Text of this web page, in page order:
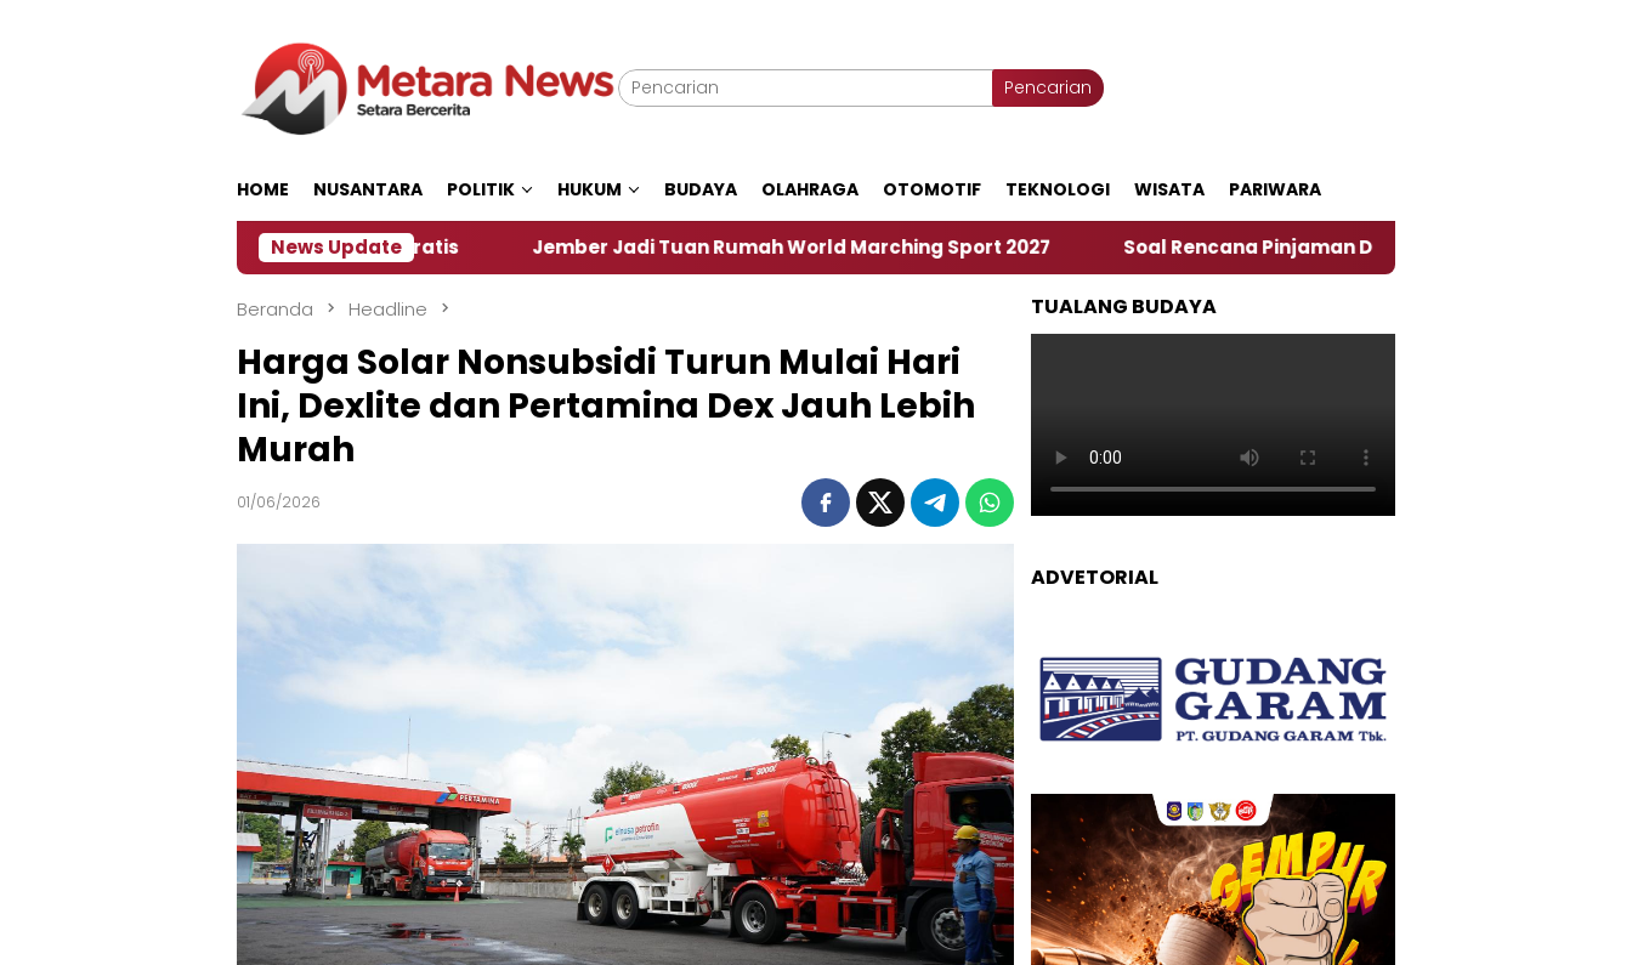
Pencarian
HOME NUSANTARA POLITIK HUKUM BUDAYA OLAHRAGA OTOMOTIF TEKNOLOGI WISATA PARIWARA
News Update
Siapkan Kopi dan Pijat Gratis Jember Jadi Tuan Rumah World Marching Sport 2027 ‎Soal Rencana Pinjaman Daerah Pemkab Jember, Ini Kata
Beranda Headline
Harga Solar Nonsubsidi Turun Mulai Hari
Ini, Dexlite dan Pertamina Dex Jauh Lebih
Murah
01/06/2026
TUALANG BUDAYA
ADVETORIAL